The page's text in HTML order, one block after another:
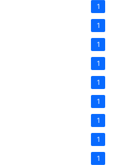
1
1
1
1
1
1
1
1
1